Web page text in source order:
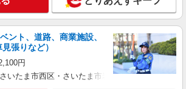
ント、道路、商業施設、
張りなど）
円
いたま市西区・さいたま市岩槻区・久喜市・蓮田